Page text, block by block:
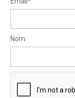
Nom